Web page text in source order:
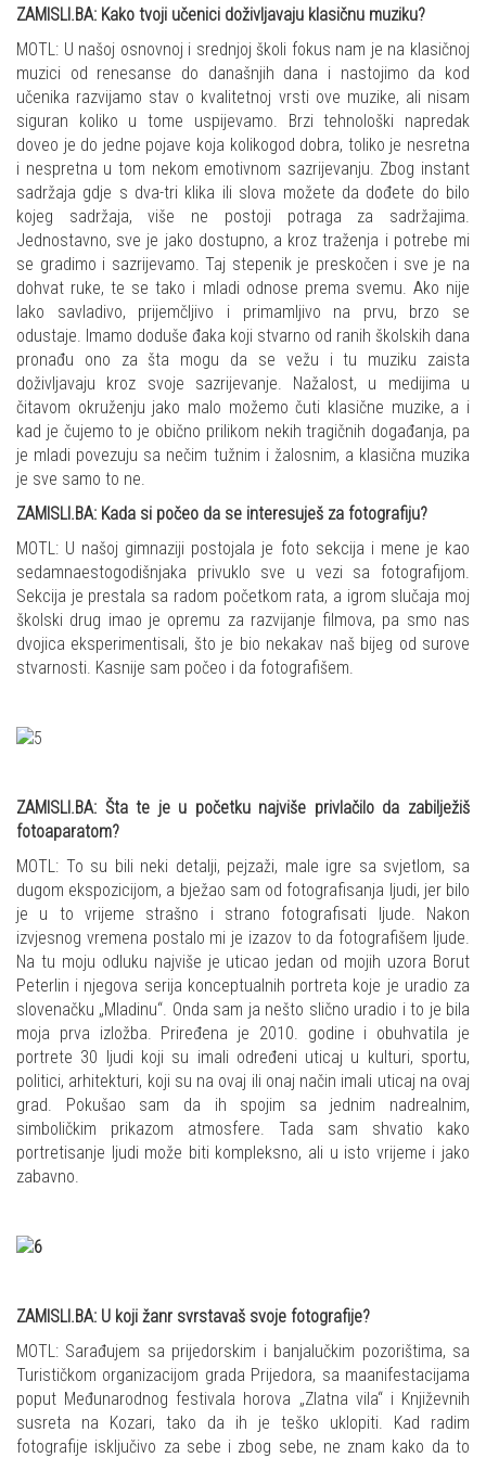
ZAMISLI.BA: Kako tvoji učenici doživljavaju klasičnu muziku?
MOTL: U našoj osnovnoj i srednjoj školi fokus nam je na klasičnoj
muzici od renesanse do današnjih dana i nastojimo da kod
učenika razvijamo stav o kvalitetnoj vrsti ove muzike, ali nisam
siguran koliko u tome uspijevamo. Brzi tehnološki napredak
doveo je do jedne pojave koja kolikogod dobra, toliko je nesretna
i nespretna u tom nekom emotivnom sazrijevanju. Zbog instant
sadržaja gdje s dva-tri klika ili slova možete da dođete do bilo
kojeg sadržaja, više ne postoji potraga za sadržajima.
Jednostavno, sve je jako dostupno, a kroz traženja i potrebe mi
se gradimo i sazrijevamo. Taj stepenik je preskočen i sve je na
dohvat ruke, te se tako i mladi odnose prema svemu. Ako nije
lako savladivo, prijemčljivo i primamljivo na prvu, brzo se
odustaje. Imamo doduše đaka koji stvarno od ranih školskih dana
pronađu ono za šta mogu da se vežu i tu muziku zaista
doživljavaju kroz svoje sazrijevanje. Nažalost, u medijima u
čitavom okruženju jako malo možemo čuti klasične muzike, a i
kad je čujemo to je obično prilikom nekih tragičnih događanja, pa
je mladi povezuju sa nečim tužnim i žalosnim, a klasična muzika
je sve samo to ne.
ZAMISLI.BA: Kada si počeo da se interesuješ za fotografiju?
MOTL: U našoj gimnaziji postojala je foto sekcija i mene je kao
sedamnaestogodišnjaka privuklo sve u vezi sa fotografijom.
Sekcija je prestala sa radom početkom rata, a igrom slučaja moj
školski drug imao je opremu za razvijanje filmova, pa smo nas
dvojica eksperimentisali, što je bio nekakav naš bijeg od surove
stvarnosti. Kasnije sam počeo i da fotografišem.
ZAMISLI.BA: Šta te je u početku najviše privlačilo da zabilježiš
fotoaparatom?
MOTL: To su bili neki detalji, pejzaži, male igre sa svjetlom, sa
dugom ekspozicijom, a bježao sam od fotografisanja ljudi, jer bilo
je u to vrijeme strašno i strano fotografisati ljude. Nakon
izvjesnog vremena postalo mi je izazov to da fotografišem ljude.
Na tu moju odluku najviše je uticao jedan od mojih uzora Borut
Peterlin i njegova serija konceptualnih portreta koje je uradio za
slovenačku „Mladinu“. Onda sam ja nešto slično uradio i to je bila
moja prva izložba. Priređena je 2010. godine i obuhvatila je
portrete 30 ljudi koji su imali određeni uticaj u kulturi, sportu,
politici, arhitekturi, koji su na ovaj ili onaj način imali uticaj na ovaj
grad. Pokušao sam da ih spojim sa jednim nadrealnim,
simboličkim prikazom atmosfere. Tada sam shvatio kako
portretisanje ljudi može biti kompleksno, ali u isto vrijeme i jako
zabavno.
ZAMISLI.BA: U koji žanr svrstavaš svoje fotografije?
MOTL: Sarađujem sa prijedorskim i banjalučkim pozorištima, sa
Turističkom organizacijom grada Prijedora, sa maanifestacijama
poput Međunarodnog festivala horova „Zlatna vila“ i Književnih
susreta na Kozari, tako da ih je teško uklopiti. Kad radim
fotografije isključivo za sebe i zbog sebe, ne znam kako da to